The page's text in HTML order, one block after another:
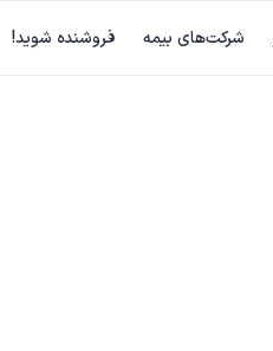
شرکت‌های بیمه فروشنده شوید!